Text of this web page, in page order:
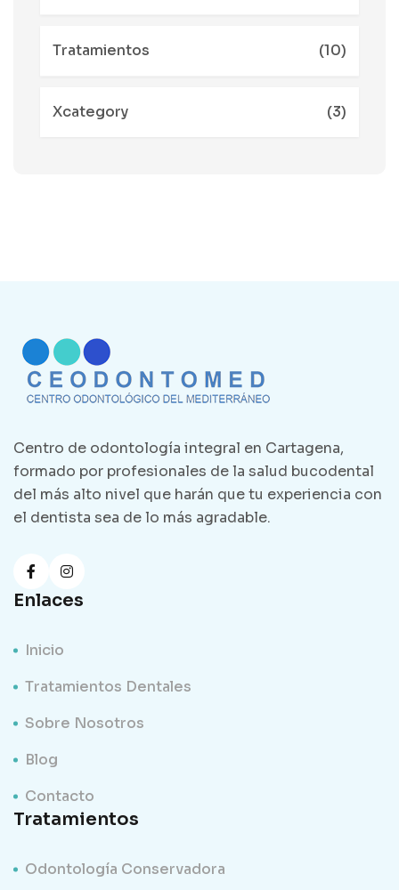
Tratamientos (10)
Xcategory (3)
Centro de odontología integral en Cartagena,
formado por profesionales de la salud bucodental
del más alto nivel que harán que tu experiencia con
el dentista sea de lo más agradable.
Enlaces
Inicio
Tratamientos Dentales
Sobre Nosotros
Blog
Contacto
Tratamientos
Odontología Conservadora